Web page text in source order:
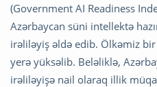
(Government AI Readiness
Azərbaycan süni intellektə
irəliləyiş əldə edib. Ölkəmiz
yerə yüksəlib. Beləliklə,
irəliləyişə nail olaraq illik